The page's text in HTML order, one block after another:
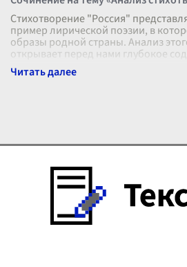
Стихотворение "Россия"
пример лирической поэзии, в
образы родной страны. Анализ
открывает перед нами глубокое